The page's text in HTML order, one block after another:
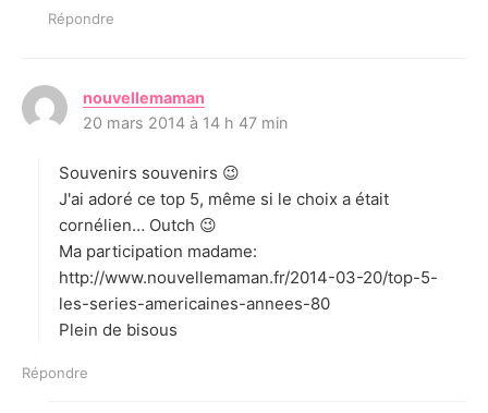
Répondre
nouvellemaman
i
:
20 mars 2014 à 14 h 47 min
Souvenirs souvenirs 😉
J'ai adoré ce top 5, même si le choix a était
cornélien… Outch 😉
Ma participation madame:
http://www.nouvellemaman.fr/2014-03-20/top-5-
les-series-americaines-annees-80
Plein de bisous
Répondre